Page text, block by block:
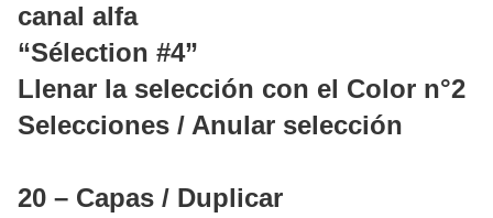
canal alfa
“Sélection #4”
Llenar la selección con el Color n°2
Selecciones / Anular selección
20 – Capas / Duplicar